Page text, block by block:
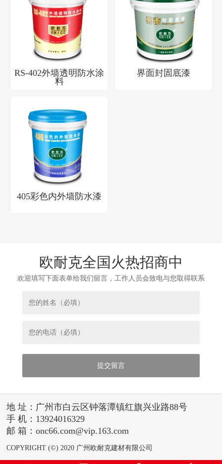
RS-402外墙透明防水涂
料
界面封固底漆
405彩色内外墙防水漆
欧耐克全国火热招商中
欢迎填写下面表单给我们留言，工作人员会致电与您取得联系
地 址：广州市白云区钟落潭镇红旗兴业路88号
手 机：13924016329
邮 箱：onc66.com@vip.163.com
COPYRIGHT (©) 2020 广州欧耐克建材有限公司